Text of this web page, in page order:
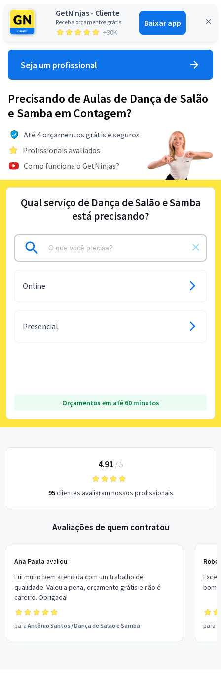
GetNinjas - Cliente
Receba orçamentos grátis
+30K
Baixar app
Entrar
Seja um profissional
Precisando de Aulas de Dança de Salão
e Samba em Contagem?
Até 4 orçamentos grátis e seguros
Profissionais avaliados
Como funciona o GetNinjas?
Qual serviço de Dança de Salão e Samba
está precisando?
Online
Presencial
Orçamentos em até 60 minutos
4.91 / 5
95clientes avaliaram nossos profissionais
Avaliações de quem contratou
Ana Paula avaliou:
Fui muito bem atendida com um trabalho de
qualidade. Valeu a pena, orçamento grátis e não é
careiro. Obrigada!
para Antônio Santos /Dança de Salão e Samba
bom
para